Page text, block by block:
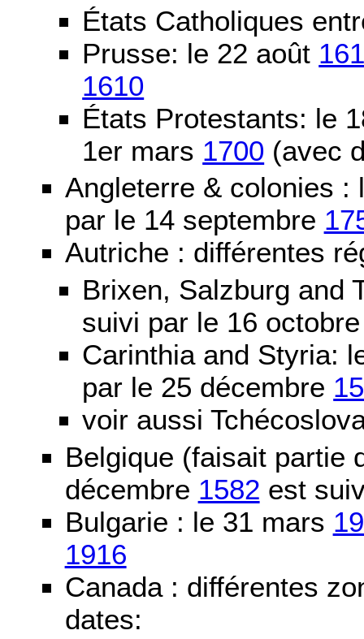
États Catholiques
Prusse: le 22 août
1610
États Protestants: le
1er mars 1700 (avec
Angleterre & colonies
par le 14 septembre
Autriche : différentes
Brixen, Salzburg and
suivi par le 16
Carinthia and Styria:
par le 25 décembre
voir aussi
Belgique (faisait partie
décembre 1582 est
Bulgarie : le 31 mars
1916
Canada : différentes
dates: